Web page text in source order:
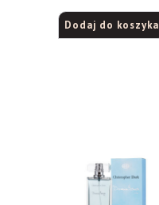
Dodaj do koszyka